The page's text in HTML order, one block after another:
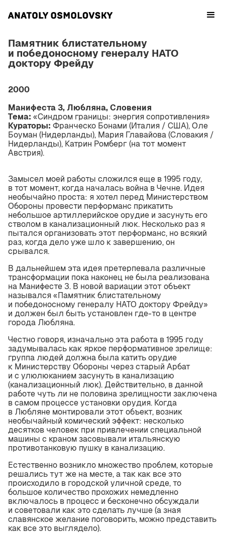
Памятник блистательному
и победоносному генералу НАТО
доктору Фрейду
2000
Манифеста 3, Любляна, Словения
Тема: «Синдром границы: энергия сопротивления»
Кураторы: Франческо Бонами (Италия / США), Оле
Боуман (Нидерланды), Мария Главайова (Словакия /
Нидерланды), Катрин Ромберг (на тот момент
Австрия).
Замысел моей работы сложился еще в 1995 году,
в тот момент, когда началась война в Чечне. Идея
необычайно проста: я хотел перед Министерством
Обороны провести перформанс прикатить
небольшое артиллерийское орудие и засунуть его
стволом в канализационный люк. Несколько раз я
пытался организовать этот перформанс, но всякий
раз, когда дело уже шло к завершению, он
срывался.
В дальнейшем эта идея претерпевала различные
трансформации пока наконец не была реализована
на Манифесте 3. В новой вариации этот объект
назывался «Памятник блистательному
и победоносному генералу НАТО доктору Фрейду»
и должен был быть установлен где-то в центре
города Любляна.
Честно говоря, изначально эта работа в 1995 году
задумывалась как яркое перформативное зрелище:
группа людей должна была катить орудие
к Министерству Обороны через старый Арбат
и с улюлюканием засунуть в канализацию
(канализационный люк). Действительно, в данной
работе чуть ли не половина зрелищности заключена
в самом процессе установки орудия. Когда
в Любляне монтировали этот объект, возник
необычайный комический эффект: несколько
десятков человек при привлечении специальной
машины с краном засовывали итальянскую
противотанковую пушку в канализацию.
Естественно возникло множество проблем, которые
решались тут же на месте, а так как все это
происходило в городской уличной среде, то
большое количество прохожих немедленно
включалось в процесс и бесконечно обсуждали
и советовали как это сделать лучше (а зная
славянское желание поговорить, можно представить
как все это выглядело).